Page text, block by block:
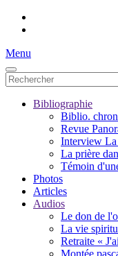
Menu
Bibliographie
Biblio.
Revue
Interview
La prière
Témoin
Photos
Articles
Audios
Le don de
La vie
Retraite «
Montée